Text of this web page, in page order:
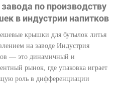
по производству
в индустрии напитков
крышки для бутылок литья
на заводе Индустрия
— это динамичный и
рынок, где упаковка играет
роль в дифференциации